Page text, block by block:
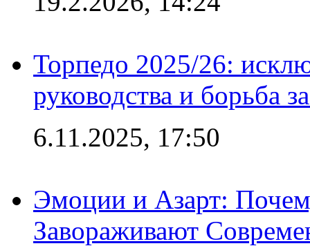
Торпедо 2025/26:
руководства и борьба
6.11.2025, 17:50
Эмоции и Азарт:
Завораживают